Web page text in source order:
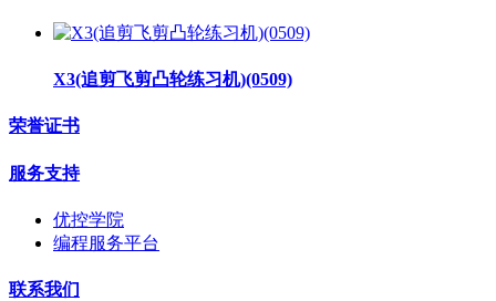
X3(追剪飞剪凸轮练习机)(0509)
荣誉证书
服务支持
优控学院
编程服务平台
联系我们